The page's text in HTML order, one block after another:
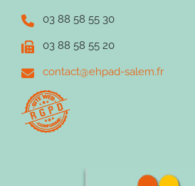
03 88 58 55 30
03 88 58 55 20
contact@ehpad-salem.fr